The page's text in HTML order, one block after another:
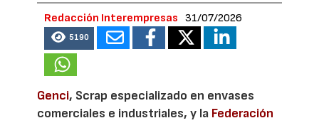
Redacción Interempresas 31/07/2026
5190
Genci, Scrap especializado en envases
comerciales e industriales, y la Federación